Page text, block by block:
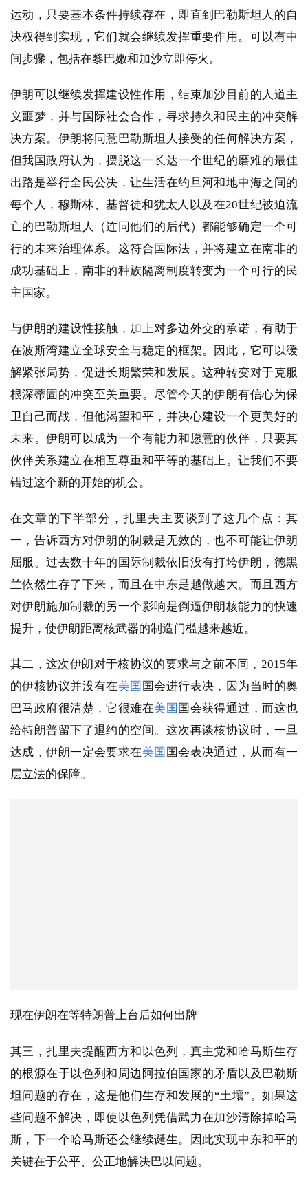
运动，只要基本条件持续存在，即直到巴勒斯坦人的自
决权得到实现，它们就会继续发挥重要作用。可以有中
间步骤，包括在黎巴嫩和加沙立即停火。
伊朗可以继续发挥建设性作用，结束加沙目前的人道主
义噩梦，并与国际社会合作，寻求持久和民主的冲突解
决方案。伊朗将同意巴勒斯坦人接受的任何解决方案，
但我国政府认为，摆脱这一长达一个世纪的磨难的最佳
出路是举行全民公决，让生活在约旦河和地中海之间的
每个人，穆斯林、基督徒和犹太人以及在20世纪被迫流
亡的巴勒斯坦人（连同他们的后代）都能够确定一个可
行的未来治理体系。这符合国际法，并将建立在南非的
成功基础上，南非的种族隔离制度转变为一个可行的民
主国家。
与伊朗的建设性接触，加上对多边外交的承诺，有助于
在波斯湾建立全球安全与稳定的框架。因此，它可以缓
解紧张局势，促进长期繁荣和发展。这种转变对于克服
根深蒂固的冲突至关重要。尽管今天的伊朗有信心为保
卫自己而战，但他渴望和平，并决心建设一个更美好的
未来。伊朗可以成为一个有能力和愿意的伙伴，只要其
伙伴关系建立在相互尊重和平等的基础上。让我们不要
错过这个新的开始的机会。
在文章的下半部分，扎里夫主要谈到了这几个点：其
一，告诉西方对伊朗的制裁是无效的，也不可能让伊朗
屈服。过去数十年的国际制裁依旧没有打垮伊朗，德黑
兰依然生存了下来，而且在中东是越做越大。而且西方
对伊朗施加制裁的另一个影响是倒逼伊朗核能力的快速
提升，使伊朗距离核武器的制造门槛越来越近。
其二，这次伊朗对于核协议的要求与之前不同，2015年
的伊核协议并没有在美国 国会进行表决，因为当时的奥
巴马政府很清楚，它很难在美国 国会获得通过，而这也
给特朗普留下了退约的空间。这次再谈核协议时，一旦
达成，伊朗一定会要求在美国 国会表决通过，从而有一
层立法的保障。
现在伊朗在等特朗普上台后如何出牌
其三，扎里夫提醒西方和以色列，真主党和哈马斯生存
的根源在于以色列和周边阿拉伯国家的矛盾以及巴勒斯
坦问题的存在，这是他们生存和发展的“土壤”。如果这
些问题不解决，即使以色列凭借武力在加沙清除掉哈马
斯，下一个哈马斯还会继续诞生。因此实现中东和平的
关键在于公平、公正地解决巴以问题。